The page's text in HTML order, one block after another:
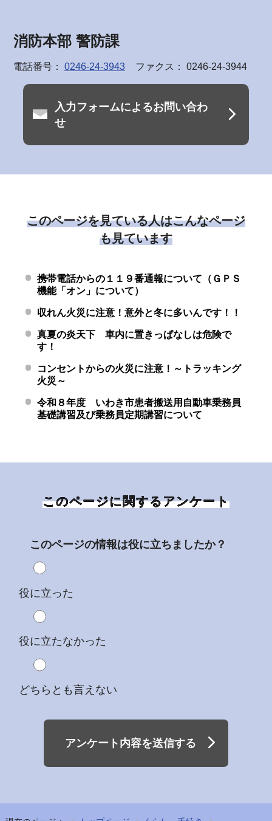
消防本部 警防課
電話番号： 0246-24-3943 ファクス： 0246-24-3944
入力フォームによるお問い合わ
せ
このページを見ている人はこんなページ
も見ています
携帯電話からの１１９番通報について（ＧＰＳ
機能「オン」について）
収れん火災に注意！意外と冬に多いんです！！
真夏の炎天下 車内に置きっぱなしは危険で
す！
コンセントからの火災に注意！～トラッキング
火災～
令和８年度 いわき市患者搬送用自動車乗務員
基礎講習及び乗務員定期講習について
このページに関するアンケート
このページの情報は役に立ちましたか？
役に立った
役に立たなかった
どちらとも言えない
アンケート内容を送信する